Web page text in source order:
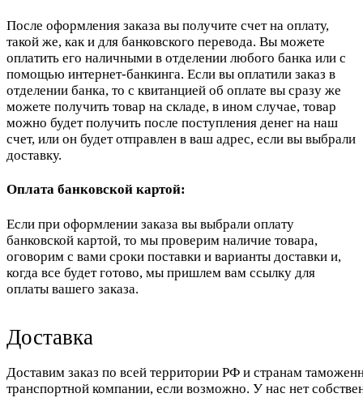
После оформления заказа вы получите счет на оплату,
такой же, как и для банковского перевода. Вы можете
оплатить его наличными в отделении любого банка или с
помощью интернет-банкинга. Если вы оплатили заказ в
отделении банка, то с квитанцией об оплате вы сразу же
можете получить товар на складе, в ином случае, товар
можно будет получить после поступления денег на наш
счет, или он будет отправлен в ваш адрес, если вы выбрали
доставку.
Оплата банковской картой:
Если при оформлении заказа вы выбрали оплату
банковской картой, то мы проверим наличие товара,
оговорим с вами сроки поставки и варианты доставки и,
когда все будет готово, мы пришлем вам ссылку для
оплаты вашего заказа.
Доставка
Доставим заказ по всей территории РФ и странам
транспортной компании, если возможно. У нас нет